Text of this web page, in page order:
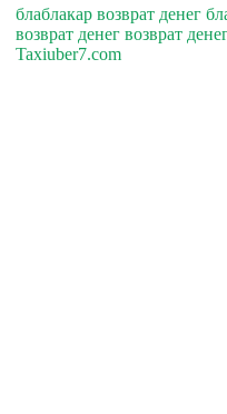
блаблакар возврат денег
возврат денег возврат
Taxiuber7.com